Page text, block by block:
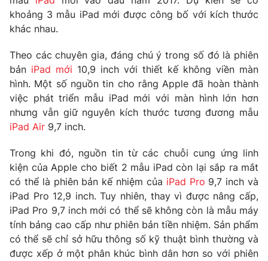
Góc doanh nghiệp
Truyền hình
Hậu trường
Nhân vật
Khán giả
Giải trí
Điện ảnh
Âm nhạc
Sao
Đời sống
Du lịch
Làm đẹp
Chất lượng cuộc sống
Giáo dục
Học trực tuyến
Công nghệ
Hitech Công nghệ tương lai
Sản phẩm
Thị trường
Tư vấn
Giao lưu trực tuyến
Lịch phát sóng
khoảng 3 mẫu iPad mới được công bố với kích thước
khác nhau.
Theo các chuyên gia, đáng chú ý trong số đó là phiên
bản iPad mới 10,9 inch với thiết kế không viền màn
hình. Một số nguồn tin cho rằng Apple đã hoàn thành
việc phát triển mẫu iPad mới với màn hình lớn hơn
nhưng vẫn giữ nguyên kích thước tương đương mẫu
iPad Air 9,7 inch.
Trong khi đó, nguồn tin từ các chuỗi cung ứng linh
kiện của Apple cho biết 2 mẫu iPad còn lại sắp ra mắt
có thể là phiên bản kế nhiệm của iPad Pro 9,7 inch và
iPad Pro 12,9 inch. Tuy nhiên, thay vì được nâng cấp,
iPad Pro 9,7 inch mới có thể sẽ không còn là mẫu máy
tính bảng cao cấp như phiên bản tiền nhiệm. Sản phẩm
có thể sẽ chỉ sở hữu thông số kỹ thuật bình thường và
được xếp ở một phân khúc bình dân hơn so với phiên